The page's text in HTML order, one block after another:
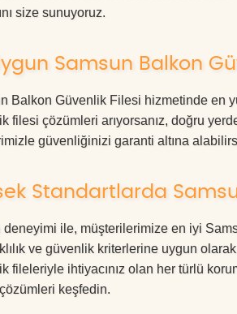
size sunuyoruz.
Samsun Balkon
Balkon Güvenlik Filesi hizmetinde en
filesi çözümleri arıyorsanız, doğru
güvenliğinizi garanti altına
Standartlarda
deneyimi ile, müşterilerimize en iyi
ve güvenlik kriterlerine uygun
fileleriyle ihtiyacınız olan her türlü
keşfedin.